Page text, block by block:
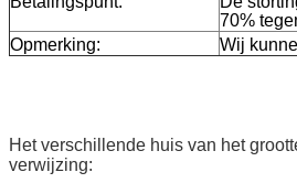
70%
Opmerking:
Wij
Het verschillende huis van het
verwijzing: